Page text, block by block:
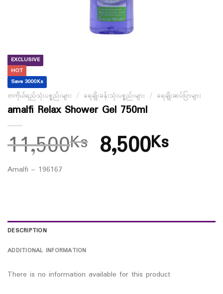
EXCLUSIVE
HOT
Save 3000Ks
တကိုယ်ရည်သုံးပစ္စည်းများ / ရေချိုးခန်းသုံးပစ္စည်းများ / ရေချိုးဆပ်ပြာများ
amalfi Relax Shower Gel 750ml
11,500Ks 8,500Ks
Amalfi – 196167
DESCRIPTION
ADDITIONAL INFORMATION
There is no information available for this product